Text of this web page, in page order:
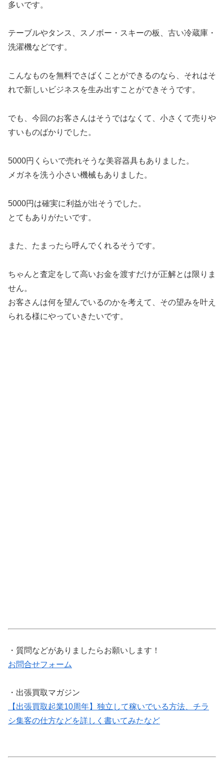
多いです。
テーブルやタンス、スノボー・スキーの板、古い冷蔵庫・
洗濯機などです。
こんなものを無料でさばくことができるのなら、それはそ
れで新しいビジネスを生み出すことができそうです。
でも、今回のお客さんはそうではなくて、小さくて売りや
すいものばかりでした。
5000円くらいで売れそうな美容器具もありました。
メガネを洗う小さい機械もありました。
5000円は確実に利益が出そうでした。
とてもありがたいです。
また、たまったら呼んでくれるそうです。
ちゃんと査定をして高いお金を渡すだけが正解とは限りま
せん。
お客さんは何を望んでいるのかを考えて、その望みを叶え
られる様にやっていきたいです。
・質問などがありましたらお願いします！
お問合せフォーム
・出張買取マガジン
【出張買取起業10周年】独立して稼いでいる方法、チラ
シ集客の仕方などを詳しく書いてみたなど